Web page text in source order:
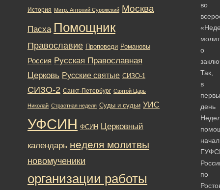
во
о
Так,
в
день
по
История Митр. Антоний Сурожский Москва
Пасха Помощник
Православие Проповеди Романовы
Россия Русская Православная
Церковь Русские святые СИЗО-1
СИЗО-2 Санкт-Петербург Святой Царь
Николай Страстная неделя Суды и судьи УИС
УФСИН ФСИН Церковный
календарь неделя молитвы
новомученики
организации работы